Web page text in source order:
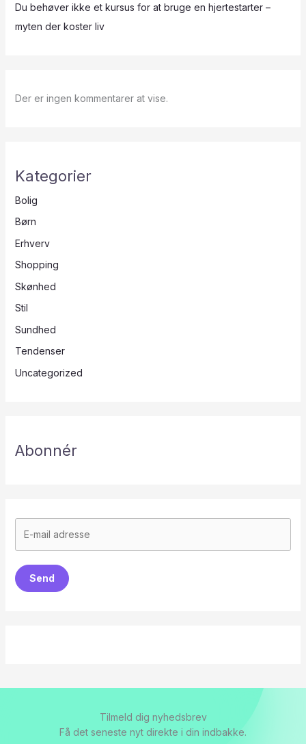
Du behøver ikke et kursus for at bruge en hjertestarter –
myten der koster liv
Der er ingen kommentarer at vise.
Kategorier
Bolig
Børn
Erhverv
Shopping
Skønhed
Stil
Sundhed
Tendenser
Uncategorized
Abonnér
Send
Tilmeld dig nyhedsbrev
Få det seneste nyt direkte i din indbakke.